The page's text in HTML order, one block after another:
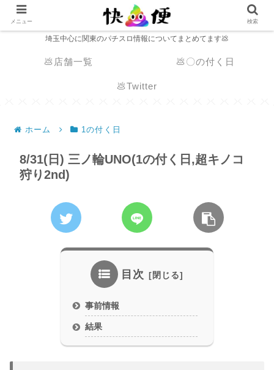
埼玉中心に関東のパチスロ情報についてまとめてます💩
💩店舗一覧 💩〇の付く日
💩Twitter
ホーム 1の付く日
8/31(日) 三ノ輪UNO(1の付く日,超キノコ
狩り2nd)
目次
事前情報
結果
メニュー 検索